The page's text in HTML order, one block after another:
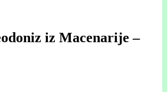
iz Macenarije –